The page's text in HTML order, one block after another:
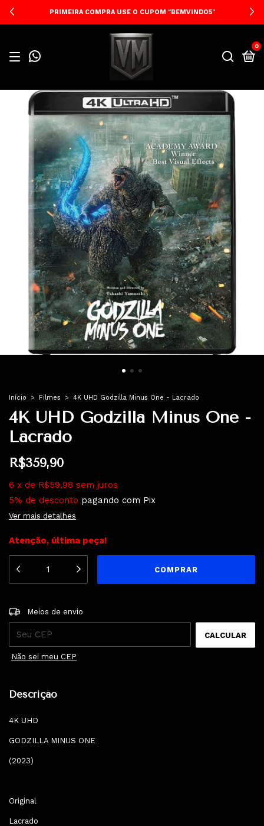
PRIMEIRA COMPRA USE O CUPOM "BEMVINDO5"
0
Início > Filmes > 4K UHD Godzilla Minus One - Lacrado
4K UHD Godzilla Minus One -
Lacrado
R$359,90
6 x de R$59,98 sem juros
5% de desconto pagando com Pix
Ver mais detalhes
Atenção, última peça!
Entregas para o CEP:
Meios de envio
CALCULAR
Não sei meu CEP
Descrição
4K UHD
GODZILLA MINUS ONE
(2023)
Original
Lacrado